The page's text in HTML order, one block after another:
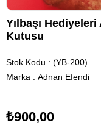
Yılbaşı
Kutusu
Stok Kodu
(YB-200)
Marka : Adnan Efendi
₺900,00